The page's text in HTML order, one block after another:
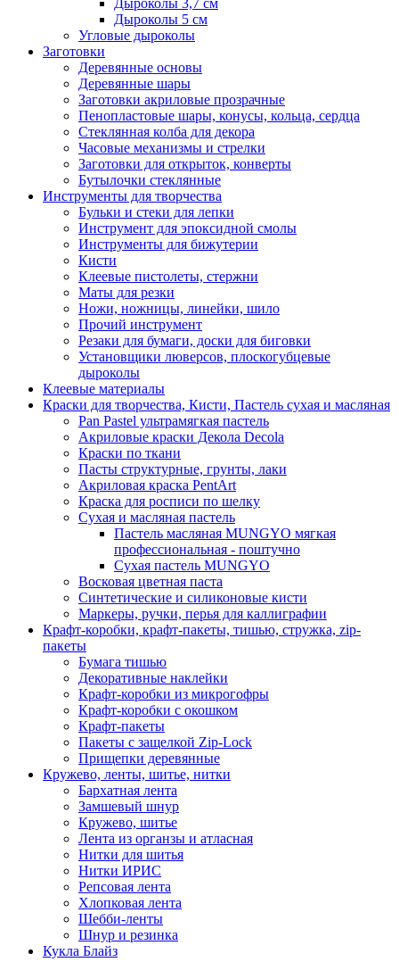
Дыроколы 5 см
Угловые дыроколы
Заготовки
Деревянные основы
Деревянные шары
Заготовки акриловые прозрачные
Пенопластовые шары, конусы, кольца, сердца
Стеклянная колба для декора
Часовые механизмы и стрелки
Заготовки для открыток, конверты
Бутылочки стеклянные
Инструменты для творчества
Бульки и стеки для лепки
Инструмент для эпоксидной смолы
Инструменты для бижутерии
Кисти
Клеевые пистолеты, стержни
Маты для резки
Ножи, ножницы, линейки, шило
Прочий инструмент
Резаки для бумаги, доски для биговки
Установщики люверсов, плоскогубцевые
дыроколы
Клеевые материалы
Краски для творчества, Кисти, Пастель сухая и масляная
Pan Pastel ультрамягкая пастель
Акриловые краски Декола Decola
Краски по ткани
Пасты структурные, грунты, лаки
Акриловая краска PentArt
Краска для росписи по шелку
Cухая и масляная пастель
Пастель масляная MUNGYO мягкая
профессиональная - поштучно
Сухая пастель MUNGYO
Восковая цветная паста
Синтетические и силиконовые кисти
Маркеры, ручки, перья для каллиграфии
Крафт-коробки, крафт-пакеты, тишью, стружка, zip-
пакеты
Бумага тишью
Декоративные наклейки
Крафт-коробки из микрогофры
Крафт-коробки с окошком
Крафт-пакеты
Пакеты с защелкой Zip-Lock
Прищепки деревянные
Кружево, ленты, шитье, нитки
Бархатная лента
Замшевый шнур
Кружево, шитье
Лента из органзы и атласная
Нитки для шитья
Нитки ИРИС
Репсовая лента
Хлопковая лента
Шебби-ленты
Шнур и резинка
Кукла Блайз